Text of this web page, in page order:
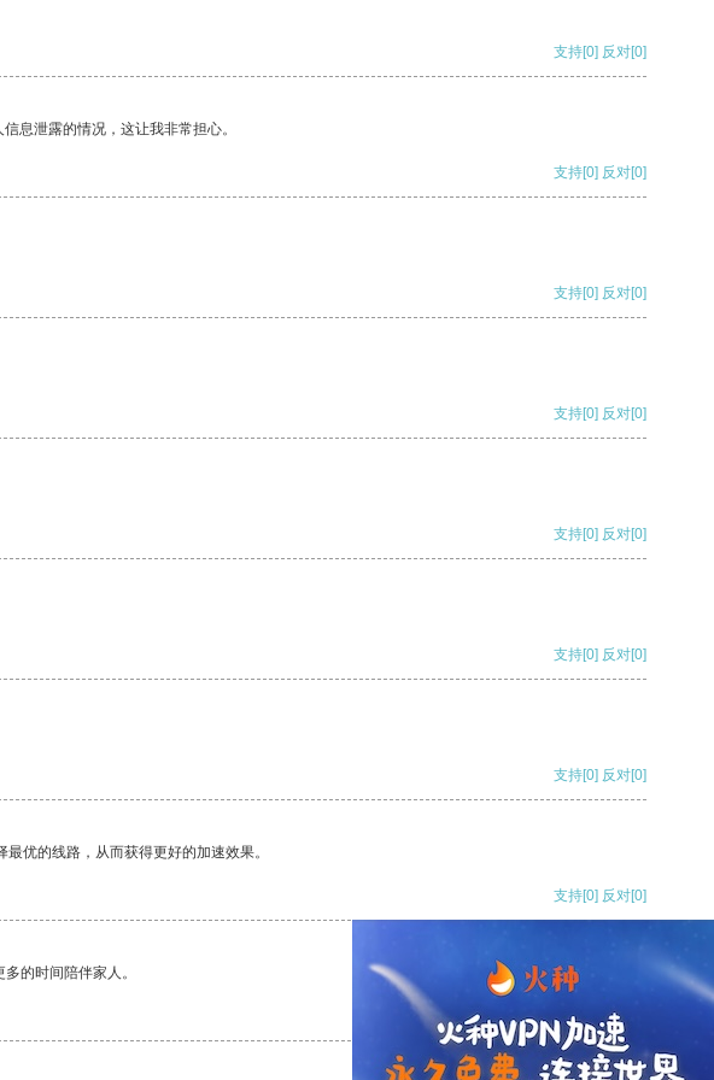
支持[0] 反对[0]
息泄露的情况，这让我非常担心。
支持[0] 反对[0]
支持[0] 反对[0]
支持[0] 反对[0]
支持[0] 反对[0]
支持[0] 反对[0]
支持[0] 反对[0]
优的线路，从而获得更好的加速效果。
支持[0] 反对[0]
的时间陪伴家人。
支持 反对